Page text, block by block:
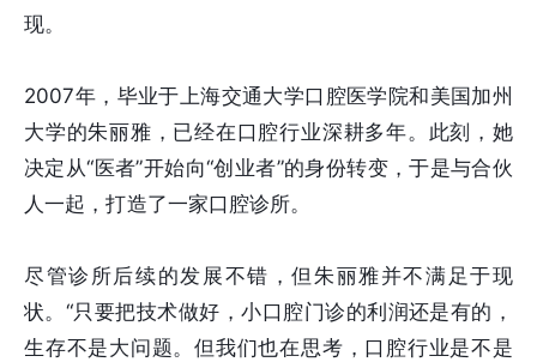
现。
2007年，毕业于上海交通大学口腔医学院和美国加州
大学的朱丽雅，已经在口腔行业深耕多年。此刻，她
决定从“医者”开始向“创业者”的身份转变，于是与合伙
人一起，打造了一家口腔诊所。
尽管诊所后续的发展不错，但朱丽雅并不满足于现
状。“只要把技术做好，小口腔门诊的利润还是有的，
生存不是大问题。但我们也在思考，口腔行业是不是